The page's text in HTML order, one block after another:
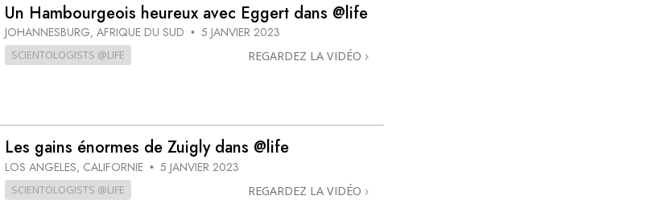
Un Hambourgeois heureux avec Eggert dans @life
JOHANNESBURG, AFRIQUE DU SUD • 5 JANVIER 2023
SCIENTOLOGISTS @LIFE REGARDEZ LA VIDÉO
Les gains énormes de Zuigly dans @life
LOS ANGELES, CALIFORNIE • 5 JANVIER 2023
SCIENTOLOGISTS @LIFE REGARDEZ LA VIDÉO